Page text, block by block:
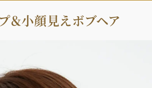
＆小顔見えボブヘア